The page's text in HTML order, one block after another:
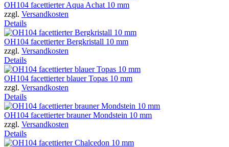
OH104 facettierter Aqua Achat 10 mm
zzgl. Versandkosten
Details
OH104 facettierter Bergkristall 10 mm
zzgl. Versandkosten
Details
OH104 facettierter blauer Topas 10 mm
zzgl. Versandkosten
Details
OH104 facettierter brauner Mondstein 10 mm
zzgl. Versandkosten
Details